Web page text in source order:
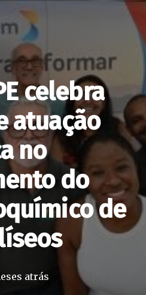
celebra
atuação
no
do
de
atrás